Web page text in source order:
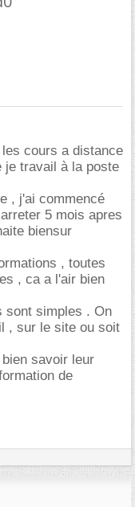
cours a distance
je travail à la poste
, j'ai commencé
5 mois apres
biensur
, toutes
, ca a l'air bien
sont simples . On
, sur le site ou soit
savoir leur
de